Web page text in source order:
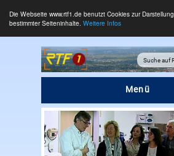
Die Webseite www.rtf1.de benutzt Cookies zur Darstellung
bestimmter Seiteninhalte. Weitere Infos
Menü